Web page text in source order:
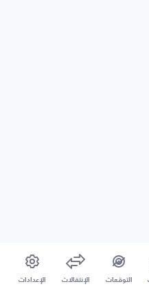
التوقعات الإنتقالات الإعدادات